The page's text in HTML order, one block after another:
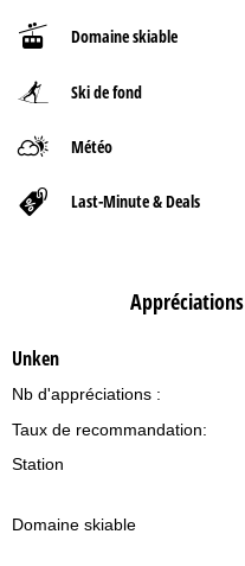
Domaine skiable
Ski de fond
Météo
Last-Minute & Deals
Appréciations
Unken
Nb d'appréciations :
Taux de recommandation:
Station
Domaine skiable